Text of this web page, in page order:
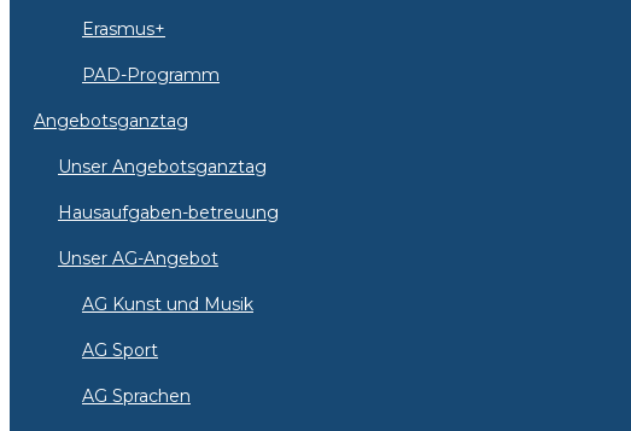
Erasmus+
PAD-Programm
Angebotsganztag
Unser Angebotsganztag
Hausaufgaben-betreuung
Unser AG-Angebot
AG Kunst und Musik
AG Sport
AG Sprachen